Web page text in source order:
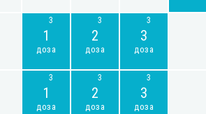
1
3
доза
2
3
доза
3
3
доза
1
3
доза
2
3
доза
3
3
доза